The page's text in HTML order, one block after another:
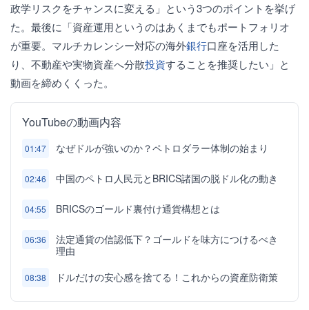
政学リスクをチャンスに変える」という3つのポイントを挙げ
た。最後に「資産運用というのはあくまでもポートフォリオ
が重要。マルチカレンシー対応の海外銀行口座を活用した
り、不動産や実物資産へ分散投資することを推奨したい」と
動画を締めくくった。
YouTubeの動画内容
01:47 なぜドルが強いのか？ペトロダラー体制の始まり
02:46 中国のペトロ人民元とBRICS諸国の脱ドル化の動き
04:55 BRICSのゴールド裏付け通貨構想とは
06:36
法定通貨の信認低下？ゴールドを味方につけるべき
理由
08:38 ドルだけの安心感を捨てる！これからの資産防衛策